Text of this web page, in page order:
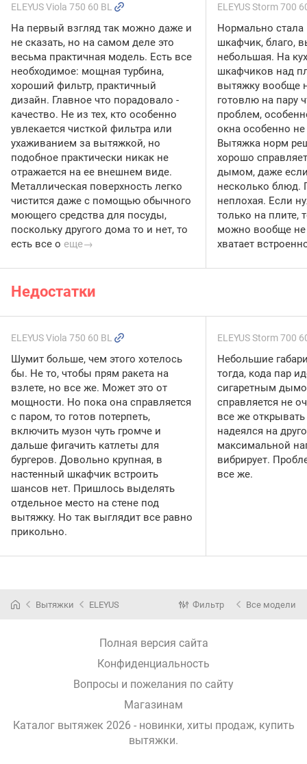
ELEYUS Viola 750 60 BL
На первый взгляд так можно даже и
не сказать, но на самом деле это
весьма практичная модель. Есть все
необходимое: мощная турбина,
хороший фильтр, практичный
дизайн. Главное что порадовало -
качество. Не из тех, кто особенно
увлекается чисткой фильтра или
ухаживанием за вытяжкой, но
подобное практически никак не
отражается на ее внешнем виде.
Металлическая поверхность легко
чистится даже с помощью обычного
моющего средства для посуды,
поскольку другого дома то и нет, то
есть все о еще→
ELEYUS Storm 700
Нормально
шкафчик, благо,
небольшая. На
шкафчиков над
вытяжку вообще
готовлю на пару
проблем,
окна особенно
Вытяжка норм
хорошо
дымом, даже
несколько блюд.
неплохая. Если
только на плите,
можно вообще не
хватает
Недостатки
ELEYUS Viola 750 60 BL
Шумит больше, чем этого хотелось
бы. Не то, чтобы прям ракета на
взлете, но все же. Может это от
мощности. Но пока она справляется
с паром, то готов потерпеть,
включить музон чуть громче и
дальше фигачить катлеты для
бургеров. Довольно крупная, в
настенный шкафчик встроить
шансов нет. Пришлось выделять
отдельное место на стене под
вытяжку. Но так выглядит все равно
прикольно.
ELEYUS Storm 700
Небольшие
тогда, кода пар
сигаретным
справляется не
все же открывать
надеялся на
максимальной
вибрирует.
все же.
Вытяжки ELEYUS Фильтр Все модели
Полная версия сайта
Конфиденциальность
Вопросы и пожелания по сайту
Магазинам
Каталог вытяжек 2026 - новинки, хиты продаж, купить
вытяжки.